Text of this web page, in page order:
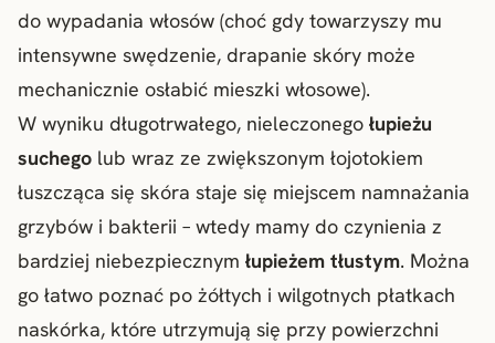
do wypadania włosów (choć gdy towarzyszy mu
intensywne swędzenie, drapanie skóry może
mechanicznie osłabić mieszki włosowe).
W wyniku długotrwałego, nieleczonego łupieżu
suchego lub wraz ze zwiększonym łojotokiem
łuszcząca się skóra staje się miejscem namnażania
grzybów i bakterii – wtedy mamy do czynienia z
bardziej niebezpiecznym łupieżem tłustym. Można
go łatwo poznać po żółtych i wilgotnych płatkach
naskórka, które utrzymują się przy powierzchni